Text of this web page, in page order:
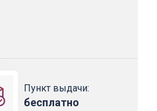
Пункт выдачи:
бесплатно